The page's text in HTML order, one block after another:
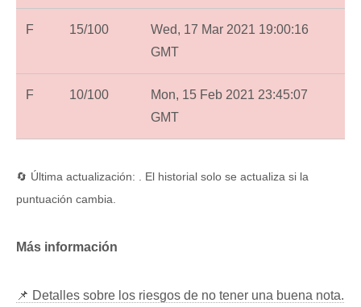
F 15/100
Wed, 17 Mar 2021 19:00:16
GMT
F 10/100
Mon, 15 Feb 2021 23:45:07
GMT
🔄 Última actualización: . El historial solo se actualiza si la
puntuación cambia.
Más información
📌 Detalles sobre los riesgos de no tener una buena nota.